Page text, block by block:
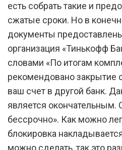
есть собрать такие и
сжатые сроки. Но в
документы
организация «Тинькофф
словами «По итогам
рекомендовано закрытие
ваш счет в другой банк.
является окончательным.
бессрочно». Как можно
блокировка